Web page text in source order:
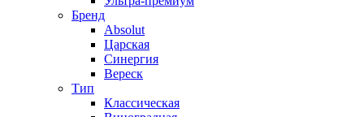
Бренд
Absolut
Царская
Синергия
Вереск
Тип
Классическая